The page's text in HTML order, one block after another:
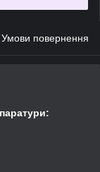
Умови повернення